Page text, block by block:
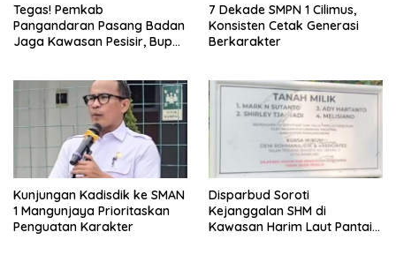
Tegas! Pemkab
Pangandaran Pasang Badan
Jaga Kawasan Pesisir, Bupati
7 Dekade SMPN 1 Cilimus,
Konsisten Cetak Generasi
Berkarakter
Kunjungan Kadisdik ke SMAN
1 Mangunjaya Prioritaskan
Penguatan Karakter
Disparbud Soroti
Kejanggalan SHM di
Kawasan Harim Laut Pantai